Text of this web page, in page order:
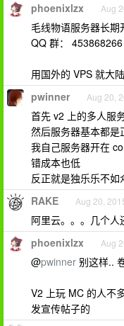
phoenixlzx Aug
毛线物语服务器长期
QQ 群： 453868266
用国外的 VPS 就大
pwinner Aug 20,
首先 v2 上的多人服
然后服务器基本都是
我自己服务器开在
错成本也低
反正就是独乐乐不如
RAKE Aug 20,
阿里云。。。几个人
phoenixlzx Aug
@pwinner 别这样..
V2 上玩 MC 的人不
发宣传帖子的